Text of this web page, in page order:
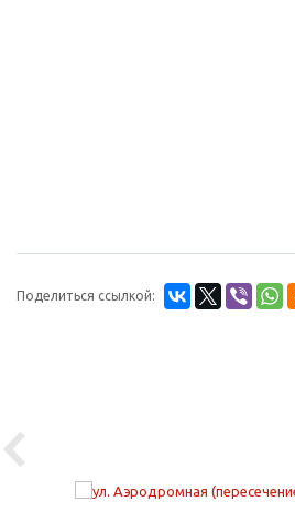
Поделиться ссылкой:
Previous